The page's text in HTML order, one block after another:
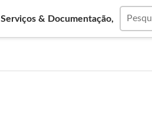
Serviços & Documentação,